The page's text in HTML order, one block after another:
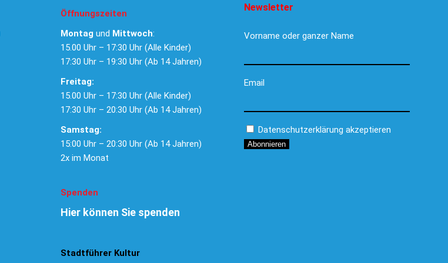
Öffnungszeiten
Montagund Mittwoch:
15.00 Uhr – 17:30 Uhr (Alle Kinder)
17:30 Uhr – 19:30 Uhr (Ab 14 Jahren)
Freitag:
15.00 Uhr – 17:30 Uhr (Alle Kinder)
17:30 Uhr – 20:30 Uhr (Ab 14 Jahren)
Samstag:
15:00 Uhr – 20:30 Uhr (Ab 14 Jahren)
2x im Monat
Spenden
Hier können Sie spenden
Stadtführer Kultur
Newsletter
Vorname oder ganzer Name
Email
Datenschutzerklärung akzeptieren